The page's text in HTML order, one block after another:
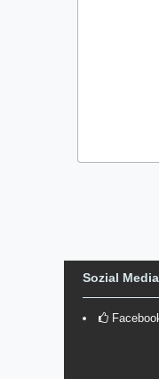
Sozial Media